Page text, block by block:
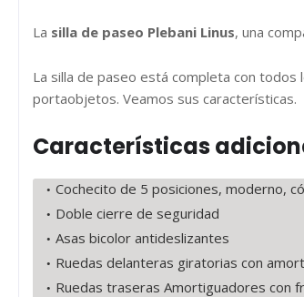
La silla de paseo Plebani Linus, una
La silla de paseo está completa con todos
portaobjetos. Veamos sus características.
Características
Cochecito de 5 posiciones, moderno,
Doble cierre de seguridad
Asas bicolor antideslizantes
Ruedas delanteras giratorias con
Ruedas traseras Amortiguadores con